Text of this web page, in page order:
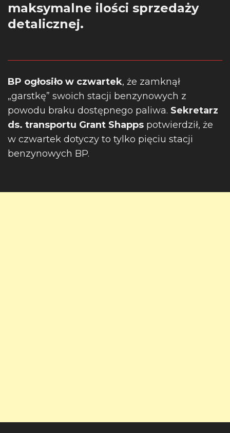
maksymalne ilości sprzedaży
detalicznej.
BP ogłosiło w czwartek, że zamknął
„garstkę” swoich stacji benzynowych z
powodu braku dostępnego paliwa. Sekretarz
ds. transportu Grant Shapps potwierdził, że
w czwartek dotyczy to tylko pięciu stacji
benzynowych BP.